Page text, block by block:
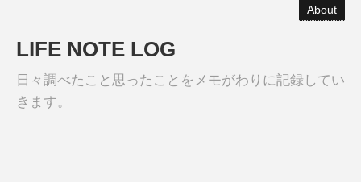
About
LIFE NOTE LOG
日々調べたこと思ったことをメモがわりに記録してい
きます。